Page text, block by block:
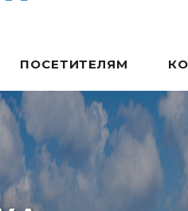
ПОСЕТИТЕЛЯМ